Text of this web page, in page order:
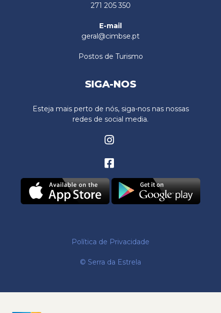
271 205 350
E-mail
geral@cimbse.pt
Postos de Turismo
SIGA-NOS
Esteja mais perto de nós, siga-nos nas nossas
redes de social media.
© Serra da Estrela
Política de Privacidade